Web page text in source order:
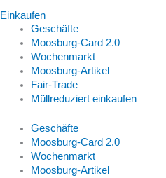
Einkaufen
Geschäfte
Moosburg-Card 2.0
Wochenmarkt
Moosburg-Artikel
Fair-Trade
Müllreduziert einkaufen
Geschäfte
Moosburg-Card 2.0
Wochenmarkt
Moosburg-Artikel